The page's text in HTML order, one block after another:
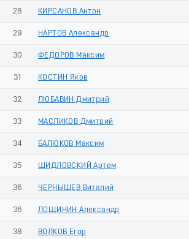
28 КИРСАНОВ Антон
29 НАРТОВ Александр
30 ФЕДОРОВ Максим
31 КОСТИН Яков
32 ЛЮБАВИН Дмитрий
33 МАСЛИКОВ Дмитрий
34 БАЛЮКОВ Максим
35 ШИДЛОВСКИЙ Артем
36 ЧЕРНЫШЕВ Виталий
36 ЛОЩИНИН Александр
38 ВОЛКОВ Егор